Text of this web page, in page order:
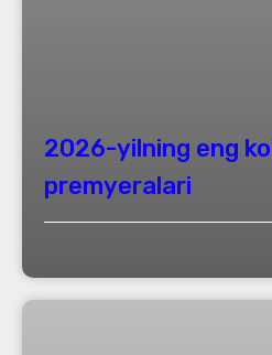
2026-yilning eng
premyeralari